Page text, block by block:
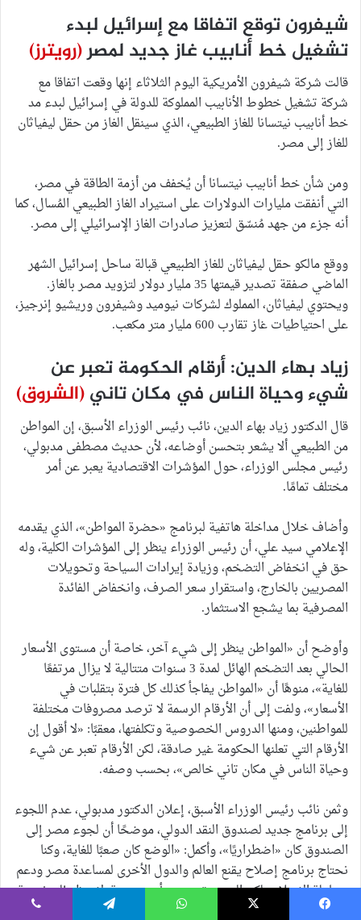
شيفرون توقع اتفاقا مع إسرائيل لبدء
تشغيل خط أنابيب غاز جديد لمصر(رويترز)
قالت شركة شيفرون الأمريكية اليوم الثلاثاء إنها وقعت اتفاقا مع
شركة تشغيل خطوط الأنابيب المملوكة للدولة في إسرائيل لبدء مد
خط أنابيب نيتسانا للغاز الطبيعي، الذي سينقل الغاز من حقل ليفياثان
للغاز إلى مصر.
ومن شأن خط أنابيب نيتسانا أن يُخفف من أزمة الطاقة في مصر،
التي أنفقت مليارات الدولارات على استيراد الغاز الطبيعي المُسال، كما
أنه جزء من جهد مُنسّق لتعزيز صادرات الغاز الإسرائيلي إلى مصر.
ووقع مالكو حقل ليفياثان للغاز الطبيعي قبالة ساحل إسرائيل الشهر
الماضي صفقة تصدير قيمتها 35 مليار دولار لتزويد مصر بالغاز.
ويحتوي ليفياثان، المملوك لشركات نيوميد وشيفرون وريشيو إنرجيز،
على احتياطيات غاز تقارب 600 مليار متر مكعب.
زياد بهاء الدين: أرقام الحكومة تعبر عن
شيء وحياة الناس في مكان تاني(الشروق)
قال الدكتور زياد بهاء الدين، نائب رئيس الوزراء الأسبق، إن المواطن
من الطبيعي ألا يشعر بتحسن أوضاعه، لأن حديث مصطفى مدبولي،
رئيس مجلس الوزراء، حول المؤشرات الاقتصادية يعبر عن أمر
مختلف تمامًا.
وأضاف خلال مداخلة هاتفية لبرنامج «حضرة المواطن»، الذي يقدمه
الإعلامي سيد علي، أن رئيس الوزراء ينظر إلى المؤشرات الكلية، وله
حق في انخفاض التضخم، وزيادة إيرادات السياحة وتحويلات
المصريين بالخارج، واستقرار سعر الصرف، وانخفاض الفائدة
المصرفية بما يشجع الاستثمار.
وأوضح أن «المواطن ينظر إلى شيء آخر، خاصة أن مستوى الأسعار
الحالي بعد التضخم الهائل لمدة 3 سنوات متتالية لا يزال مرتفعًا
للغاية»، منوهًا أن «المواطن يفاجأ كذلك كل فترة بتقلبات في
الأسعار»، ولفت إلى أن الأرقام الرسمة لا ترصد مصروفات مختلفة
للمواطنين، ومنها الدروس الخصوصية وتكلفتها، معقبًا: «لا أقول إن
الأرقام التي تعلنها الحكومة غير صادقة، لكن الأرقام تعبر عن شيء
وحياة الناس في مكان تاني خالص»، بحسب وصفه.
وثمن نائب رئيس الوزراء الأسبق، إعلان الدكتور مدبولي، عدم اللجوء
إلى برنامج جديد لصندوق النقد الدولي، موضحًا أن لجوء مصر إلى
الصندوق كان «اضطراريًا»، وأكمل: «الوضع كان صعبًا للغاية، وكنا
نحتاج برنامج إصلاح يقنع العالم والدول الأخرى لمساعدة مصر ودعم
محاولة الإصلاح، لكن الصندوق معني بأمور معينة؛ لا ينظر إلى نوعية
التعليم والصحة ومستوى الثقافة، والمعيشة اليومية للمواطنين ليست